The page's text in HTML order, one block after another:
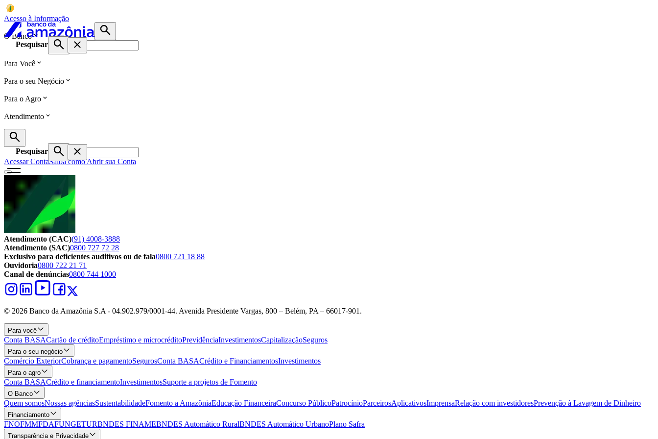
Acesso à Informação
O Banco
Pesquisar
Para Você
Para o seu Negócio
Para o Agro
Atendimento
Pesquisar
Acessar ContaSaiba como Abrir sua Conta
Atendimento (CAC)(91) 4008-3888
Atendimento (SAC)0800 727 72 28
Exclusivo para deficientes auditivos ou de fala0800 721 18 88
Ouvidoria0800 722 21 71
Canal de denúncias0800 744 1000
© 2026 Banco da Amazônia S.A - 04.902.979/0001‐44. Avenida Presidente Vargas, 800 – Belém, PA – 66017-901.
Para você
Conta BASACartão de créditoEmpréstimo e microcréditoPrevidênciaInvestimentosCapitalizaçãoSeguros
Para o seu negócio
Comércio ExteriorCobrança e pagamentoSegurosConta BASACrédito e FinanciamentosInvestimentos
Para o agro
Conta BASACrédito e financiamentoInvestimentosSuporte a projetos de Fomento
O Banco
Quem somosNossas agênciasSustentabilidadeFomento a AmazôniaEducação FinanceiraConcurso PúblicoPatrocínioParceirosAplicativosImprensaRelação com investidoresPrevenção à Lavagem de Dinheiro
Financiamento
FNOFMMFDAFUNGETURBNDES FINAMEBNDES Automático RuralBNDES Automático UrbanoPlano Safra
Transparência e Privacidade